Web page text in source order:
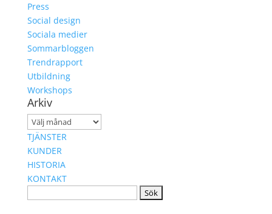
Press
Social design
Sociala medier
Sommarbloggen
Trendrapport
Utbildning
Workshops
Arkiv
Arkiv
TJÄNSTER
KUNDER
HISTORIA
KONTAKT